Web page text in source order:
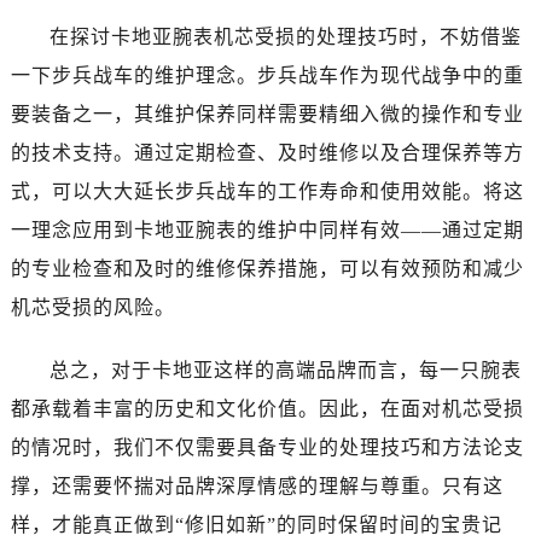
在探讨卡地亚腕表机芯受损的处理技巧时，不妨借鉴
一下步兵战车的维护理念。步兵战车作为现代战争中的重
要装备之一，其维护保养同样需要精细入微的操作和专业
的技术支持。通过定期检查、及时维修以及合理保养等方
式，可以大大延长步兵战车的工作寿命和使用效能。将这
一理念应用到卡地亚腕表的维护中同样有效——通过定期
的专业检查和及时的维修保养措施，可以有效预防和减少
机芯受损的风险。
总之，对于卡地亚这样的高端品牌而言，每一只腕表
都承载着丰富的历史和文化价值。因此，在面对机芯受损
的情况时，我们不仅需要具备专业的处理技巧和方法论支
撑，还需要怀揣对品牌深厚情感的理解与尊重。只有这
样，才能真正做到“修旧如新”的同时保留时间的宝贵记